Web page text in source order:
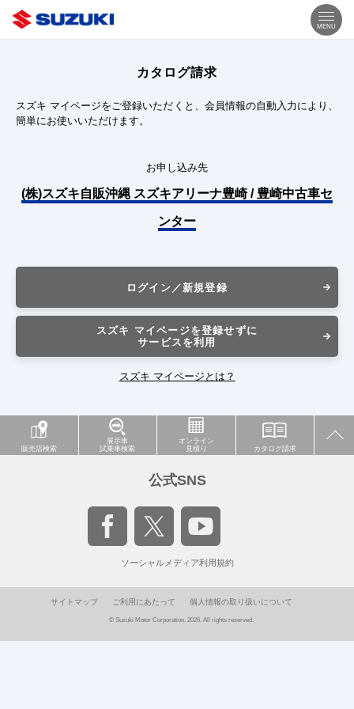
MENU
カタログ請求
スズキ マイページをご登録いただくと、会員情報の自動入力により、
簡単にお使いいただけます。
お申し込み先
(株)スズキ自販沖縄 スズキアリーナ豊崎 / 豊崎中古車セ
ンター
ログイン／新規登録
スズキ マイページを登録せずに
サービスを利用
スズキ マイページとは？
販売店検索
展示車
試乗車検索
オンライン
見積り
カタログ請求
公式SNS
ソーシャルメディア利用規約
サイトマップ ご利用にあたって 個人情報の取り扱いについて
© Suzuki Motor Corporation, 2026. All rights reserved.